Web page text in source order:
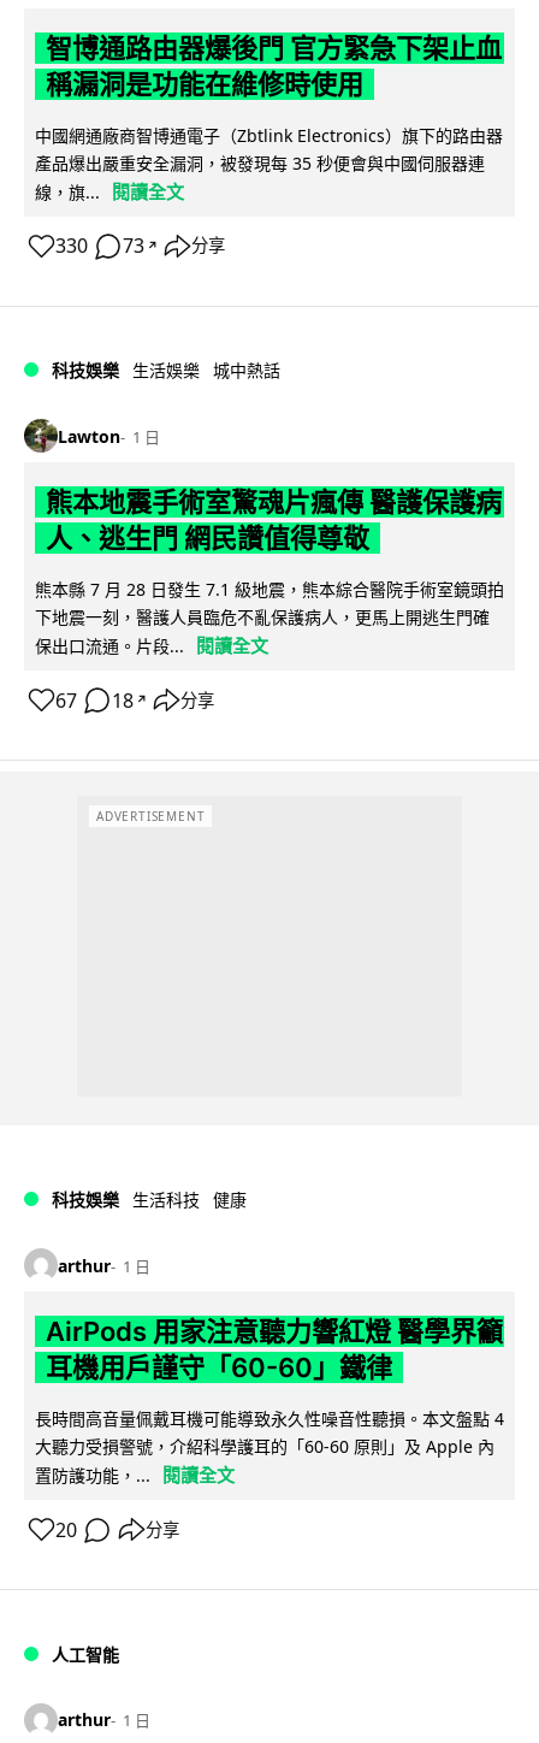
智博通路由器爆後門 官方緊急下架止血
稱漏洞是功能在維修時使用
中國網通廠商智博通電子（Zbtlink Electronics）旗下的路由器
產品爆出嚴重安全漏洞，被發現每 35 秒便會與中國伺服器連
線，旗...
閱讀全文
330 73 ↗ 分享
科技娛樂 生活娛樂 城中熱話
Lawton 1 日
熊本地震手術室驚魂片瘋傳 醫護保護病
人、逃生門 網民讚值得尊敬
熊本縣 7 月 28 日發生 7.1 級地震，熊本綜合醫院手術室鏡頭拍
下地震一刻，醫護人員臨危不亂保護病人，更馬上開逃生門確
保出口流通。片段...
閱讀全文
67 18 ↗ 分享
ADVERTISEMENT
科技娛樂 生活科技 健康
arthur 1 日
AirPods 用家注意聽力響紅燈 醫學界籲
耳機用戶謹守「60-60」鐵律
長時間高音量佩戴耳機可能導致永久性噪音性聽損。本文盤點 4
大聽力受損警號，介紹科學護耳的「60-60 原則」及 Apple 內
置防護功能，...
閱讀全文
20 分享
人工智能
arthur 1 日